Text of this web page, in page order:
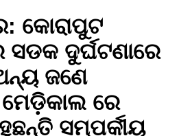
କୋରାପୁଟ
ସଡକ ଦୁର୍ଘଟଣାରେ
ଜଣେ
ରେ
ସମ୍ପର୍କୀୟ